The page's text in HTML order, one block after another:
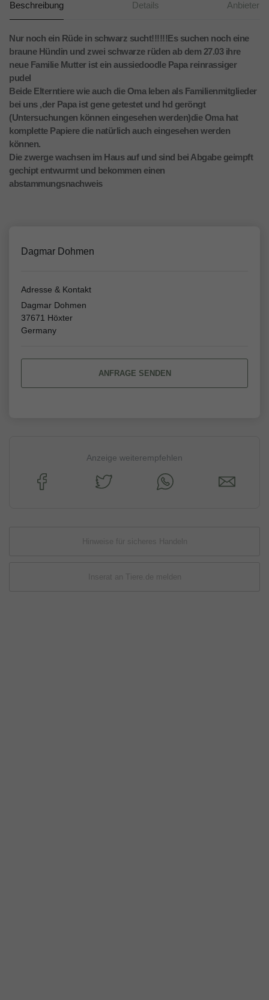
Beschreibung Details Anbieter
Nur noch ein Rüde in schwarz sucht!!!!!!Es suchen noch eine
braune Hündin und zwei schwarze rüden ab dem 27.03 ihre
neue Familie Mutter ist ein aussiedoodle Papa reinrassiger
pudel
Beide Elterntiere wie auch die Oma leben als Familienmitglieder
bei uns ,der Papa ist gene getestet und hd geröngt
(Untersuchungen können eingesehen werden)die Oma hat
komplette Papiere die natürlich auch eingesehen werden
können.
Die zwerge wachsen im Haus auf und sind bei Abgabe geimpft
gechipt entwurmt und bekommen einen
abstammungsnachweis
Dagmar Dohmen
Adresse & Kontakt
Dagmar Dohmen
37671 Höxter
Germany
ANFRAGE SENDEN
Anzeige weiterempfehlen
Hinweise für sicheres Handeln
Inserat an Tiere.de melden